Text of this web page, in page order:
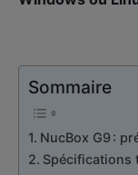
Sommaire
NucBox G9 :
Spécifications